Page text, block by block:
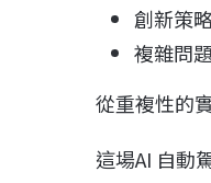
創新策
複雜問
從重複性的
這場AI 自動